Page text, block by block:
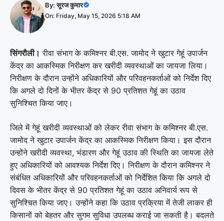
By:सूरज कुमार
On: Friday, May 15, 2026 5:18 AM
सिंगरौली। रीवा संभाग के कमिश्नरबी.एस. जामोदने खुटार गेहूं उपार्जन
केंद्र का आकस्मिक निरीक्षण कर खरीदी व्यवस्थाओं का जायजा लिया।
निरीक्षण के दौरान उन्होंने अधिकारियों और परिवहनकर्ताओं को निर्देश दिए
कि अगले दो दिनों के भीतर केंद्र से 90 प्रतिशत गेहूं का उठाव
सुनिश्चित किया जाए।
जिले में गेहूं खरीदी व्यवस्थाओं को लेकर रीवा संभाग के कमिश्नर बी.एस.
जामोद ने खुटार उपार्जन केंद्र का आकस्मिक निरीक्षण किया। इस दौरान
उन्होंने खरीदी व्यवस्था, भंडारण और गेहूं उठाव की स्थिति का जायजा लेते
हुए अधिकारियों को आवश्यक निर्देश दिए। निरीक्षण के दौरान कमिश्नर ने
संबंधित अधिकारियों और परिवहनकर्ताओं को निर्देशित किया कि अगले दो
दिवस के भीतर केंद्र से 90 प्रतिशत गेहूं का उठाव अनिवार्य रूप से
सुनिश्चित किया जाए। उन्होंने कहा कि उठाव प्रक्रिया में तेजी लाकर ही
किसानों को बेहतर और सुगम सुविधा उपलब्ध कराई जा सकती है। बदलते